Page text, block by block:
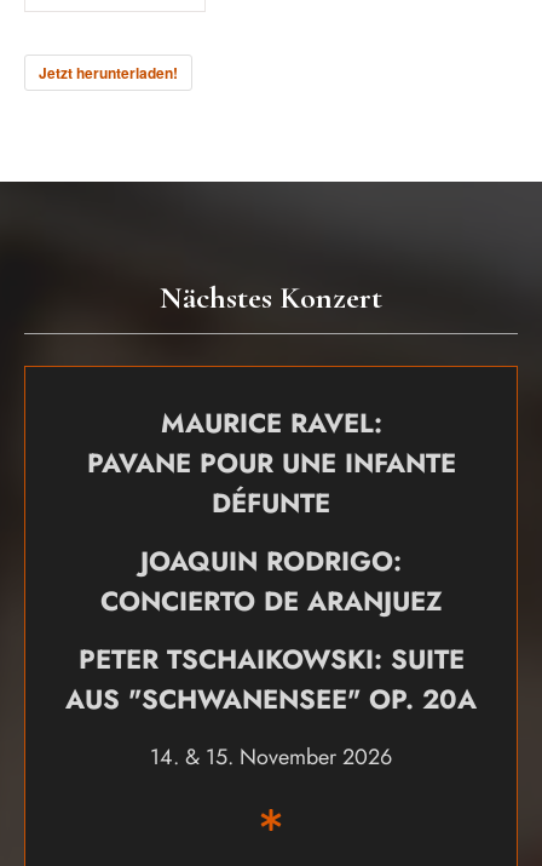
Jetzt herunterladen!
Nächstes Konzert
MAURICE RAVEL:
PAVANE POUR UNE INFANTE
DÉFUNTE
JOAQUIN RODRIGO:
CONCIERTO DE ARANJUEZ
PETER TSCHAIKOWSKI: SUITE
AUS "SCHWANENSEE" OP. 20A
14. & 15. November 2026